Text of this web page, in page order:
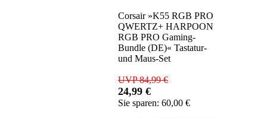
Corsair »K55 RGB PRO
QWERTZ+ HARPOON
RGB PRO Gaming-
Bundle (DE)« Tastatur-
und Maus-Set
UVP 84,99 €
24,99 €
Sie sparen: 60,00 €